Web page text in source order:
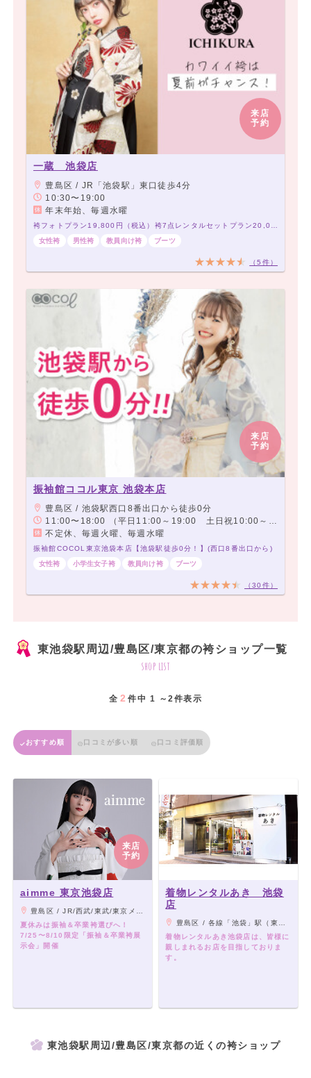
来店
予約
一蔵 池袋店
豊島区 / JR「池袋駅」東口徒歩4分
10:30〜19:00
年末年始、毎週水曜
袴フォトプラン19,800円（税込）袴7点レンタルセットプラン20,000円（税込）～
女性袴
男性袴 教員向け袴 ブーツ
（5件）
来店
予約
振袖館ココル東京 池袋本店
豊島区 / 池袋駅西口8番出口から徒歩0分
11:00〜18:00 （平日11:00～19:00 土日祝10:00～18:00）
不定休、毎週火曜、毎週水曜
振袖館COCOL東京池袋本店【池袋駅徒歩0分！】(西口8番出口から)
女性袴
小学生女子袴 教員向け袴 ブーツ
（30件）
東池袋駅周辺/豊島区/東京都の袴ショップ一覧
shop list
全 2 件中 1 ～2件表示
おすすめ順 口コミが多い順 口コミ評価順
来店
予約
aimme 東京池袋店
豊島区 / JR/西武/東武/東京メトロ 各線「池袋駅」東口より 徒歩約1分東京メトロ有楽町線「東池袋駅」より 徒歩約8分
夏休みは振袖＆卒業袴選びへ！
7/25〜8/10限定「振袖＆卒業袴展
示会」開催
着物レンタルあき 池袋
店
豊島区 / 各線「池袋」駅（東口）から徒歩8分、有楽町線「東池袋」駅（2番出口）から徒歩5分、副都心線「雑司が谷」駅（1番出口）から徒歩14分
着物レンタルあき池袋店は、皆様に
親しまれるお店を目指しておりま
す。
東池袋駅周辺/豊島区/東京都の近くの袴ショップ